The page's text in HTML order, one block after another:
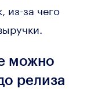
из-за чего
можно
релиза